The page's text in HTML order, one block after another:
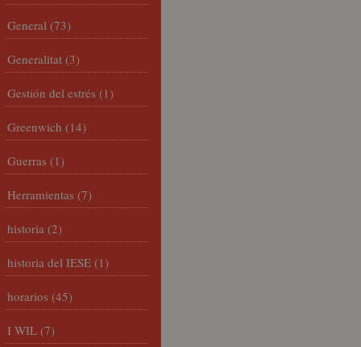
General (73)
Generalitat (3)
Gestión del estrés (1)
Greenwich (14)
Guerras (1)
Herramientas (7)
historia (2)
historia del IESE (1)
horarios (45)
I WIL (7)